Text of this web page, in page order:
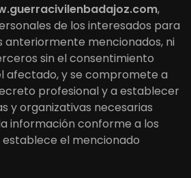
,
de los interesados para
anteriormente mencionados, ni
sin el consentimiento
afectado, y se compromete a
profesional y a establecer
y organizativas necesarias
información conforme a los
el mencionado